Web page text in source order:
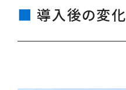
導入後の変化